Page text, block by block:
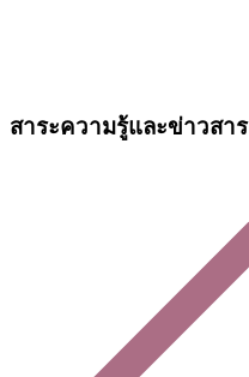
สาระความรู้และข่าวสาร